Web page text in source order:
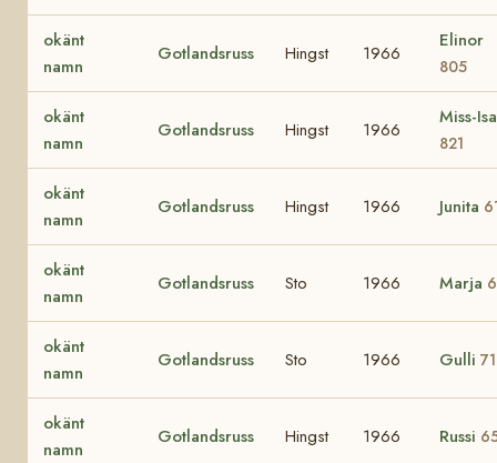
okänt
namn
Gotlandsruss Hingst 1966
Elinor
805
okänt
namn
Gotlandsruss Hingst 1966
Miss-Isa
821
okänt
namn
Gotlandsruss Hingst 1966 Junita
okänt
namn
Gotlandsruss Sto 1966 Marja
okänt
namn
Gotlandsruss Sto 1966 Gulli
okänt
namn
Gotlandsruss Hingst 1966 Russi